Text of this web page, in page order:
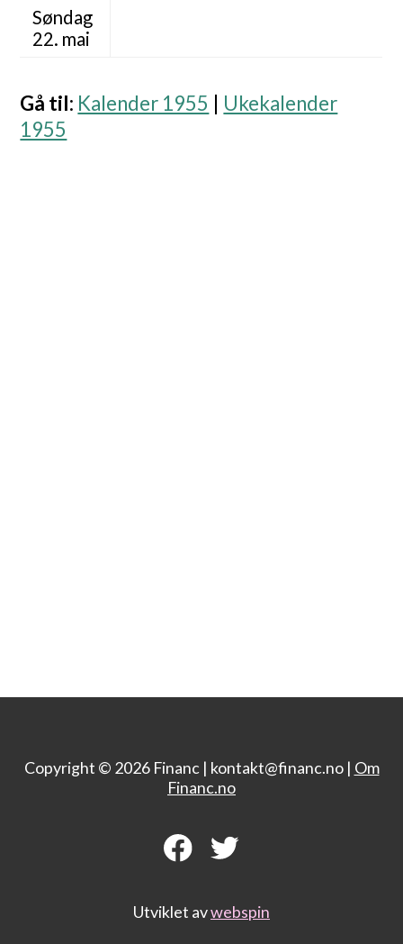
Søndag
22. mai
Gå til: Kalender 1955
Ukekalender
1955
Copyright © 2026 Financ | kontakt@financ.no | Om
Financ.no
Utviklet avwebspin